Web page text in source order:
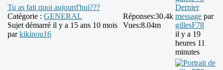
Tu as fait quoi aujourd'hui???
Catégorie : GENERAL
Sujet démarré il y a 15 ans 10 mois
parkikinou16
Réponses:30.4k
Vues:8.04m
Dernier
message par
gillesF78
il y a 19
heures 11
minutes